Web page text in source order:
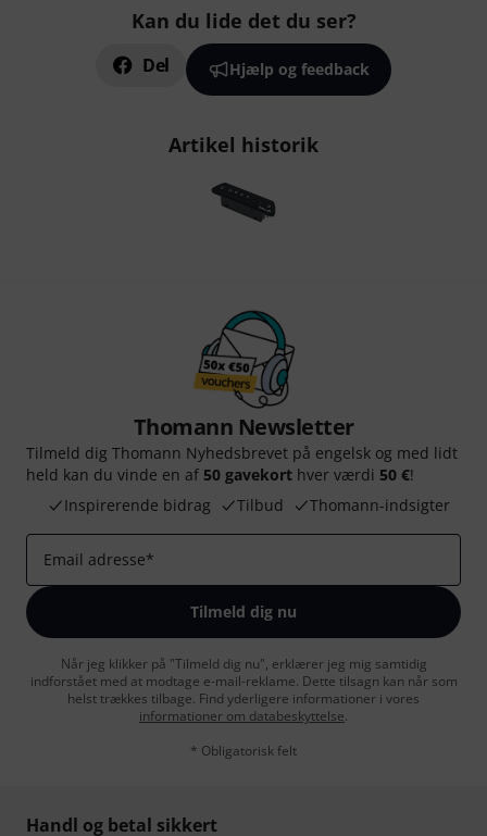
Kan du lide det du ser?
Del Hjælp og feedback
Artikel historik
Thomann Newsletter
Tilmeld dig Thomann Nyhedsbrevet på engelsk og med lidt
held kan du vinde en af 50 gavekort hver værdi 50 €!
Inspirerende bidrag
Tilbud Thomann-indsigter
Email adresse*
Tilmeld dig nu
Når jeg klikker på "Tilmeld dig nu", erklærer jeg mig samtidig
indforstået med at modtage e-mail-reklame. Dette tilsagn kan når som
helst trækkes tilbage. Find yderligere informationer i vores
informationer om databeskyttelse.
* Obligatorisk felt
Handl og betal sikkert